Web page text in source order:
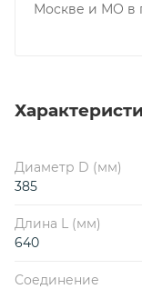
Москве и МО в
Диаметр D (мм)
385
Длина L (мм)
640
Соединение